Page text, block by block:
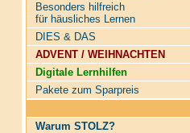
Besonders hilfreich
für häusliches Lernen
DIES & DAS
ADVENT / WEIHNACHTEN
Digitale Lernhilfen
Pakete zum Sparpreis
Warum STOLZ?